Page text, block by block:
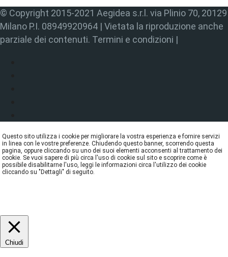
© Copyright 2015-2021 Aegidea s.r.l. via Plinio 70, 20129
Milano P.I. 08949920964 | Vietata la riproduzione anche
parziale dei contenuti. Termini e condizioni |
Questo sito utilizza i cookie per migliorare la vostra esperienza e fornire servizi
in linea con le vostre preferenze. Chiudendo questo banner, scorrendo questa
pagina, oppure cliccando su uno dei suoi elementi acconsenti al trattamento dei
cookie. Se vuoi sapere di più circa l'uso di cookie sul sito e scoprire come è
possibile disabilitarne l'uso, leggi le informazioni circa l'utilizzo dei cookie
cliccando su "Dettagli" di seguito.
Chiudi